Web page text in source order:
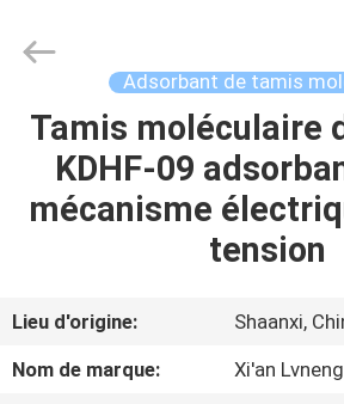
ACCUEIL
PRODUITS
SPECTACLE
Purification
Technology
Reserved.
Adsorbant de tamis
Tamis moléculaire
KDHF-09
mécanisme
tension
Lieu d'origine:
Shaanxi,
Nom de marque:
Xi'an Lvneng